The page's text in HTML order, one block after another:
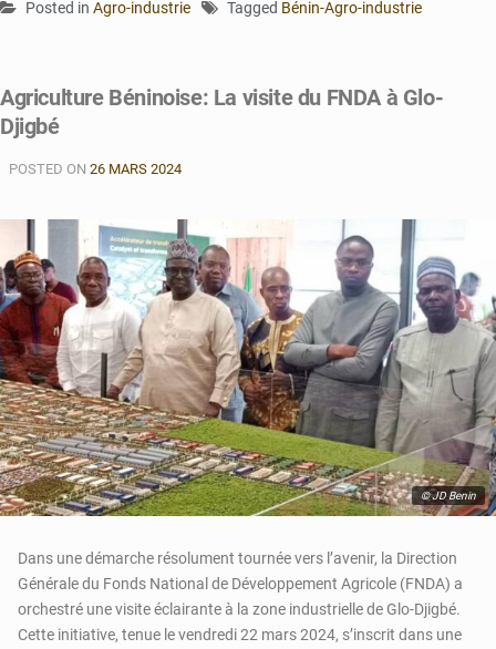
Posted in Agro-industrie Tagged Bénin-Agro-industrie
Agriculture Béninoise: La visite du FNDA à Glo-
Djigbé
POSTED ON 26 MARS 2024
© JD Benin
Dans une démarche résolument tournée vers l’avenir, la Direction
Générale du Fonds National de Développement Agricole (FNDA) a
orchestré une visite éclairante à la zone industrielle de Glo-Djigbé.
Cette initiative, tenue le vendredi 22 mars 2024, s’inscrit dans une